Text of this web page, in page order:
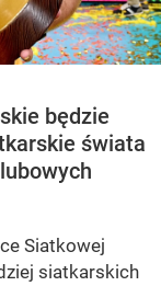
będzie
świata
Siatkowej
siatkarskich